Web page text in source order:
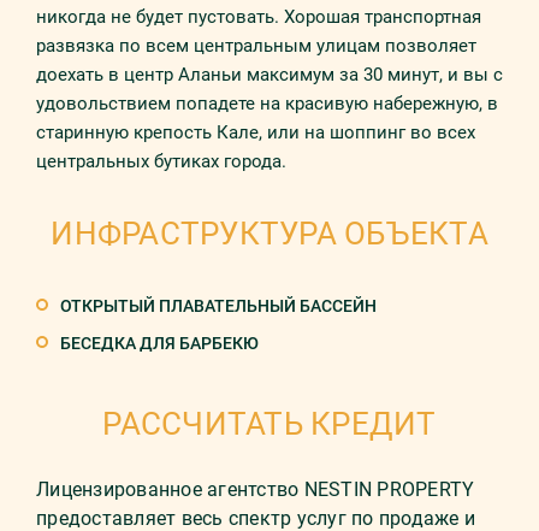
никогда не будет пустовать. Хорошая транспортная
развязка по всем центральным улицам позволяет
доехать в центр Аланьи максимум за 30 минут, и вы с
удовольствием попадете на красивую набережную, в
старинную крепость Кале, или на шоппинг во всех
центральных бутиках города.
ИНФРАСТРУКТУРА ОБЪЕКТА
ОТКРЫТЫЙ ПЛАВАТЕЛЬНЫЙ БАССЕЙН
БЕСЕДКА ДЛЯ БАРБЕКЮ
РАССЧИТАТЬ КРЕДИТ
Лицензированное агентство NESTIN PROPERTY
предоставляет весь спектр услуг по продаже и